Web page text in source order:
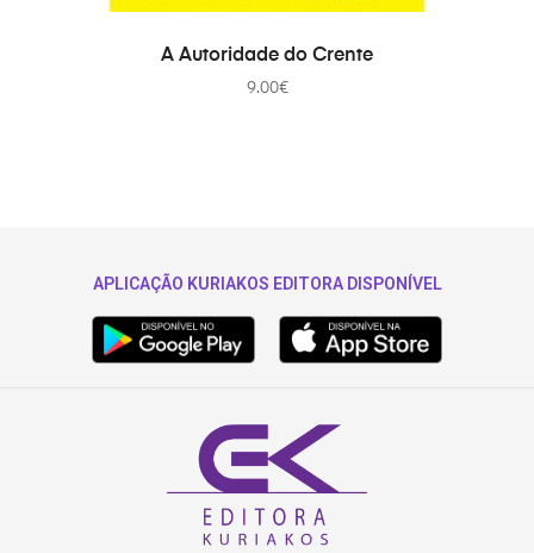
ADICIONAR
A Autoridade do Crente
9.00€
APLICAÇÃO KURIAKOS EDITORA DISPONÍVEL